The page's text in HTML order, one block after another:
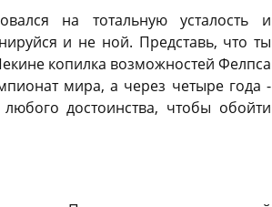
на тотальную усталость и
и не ной. Представь, что ты
копилка возможностей Фелпса
мира, а через четыре года -
достоинства, чтобы обойти